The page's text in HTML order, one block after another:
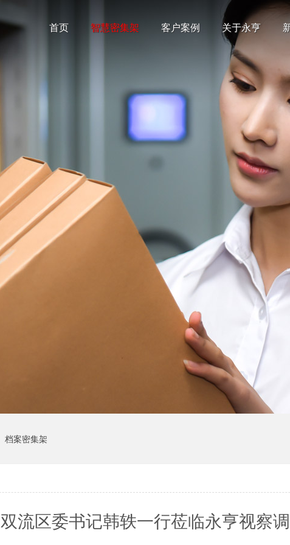
首页 智慧密集架 客户案例 关于永亨
档案密集架
双流区委书记韩轶一行莅临永亨视察